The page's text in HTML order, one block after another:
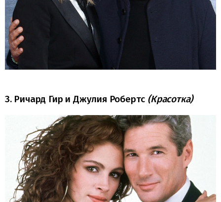
3. Ричард Гир и Джулия Робертс (Красотка)